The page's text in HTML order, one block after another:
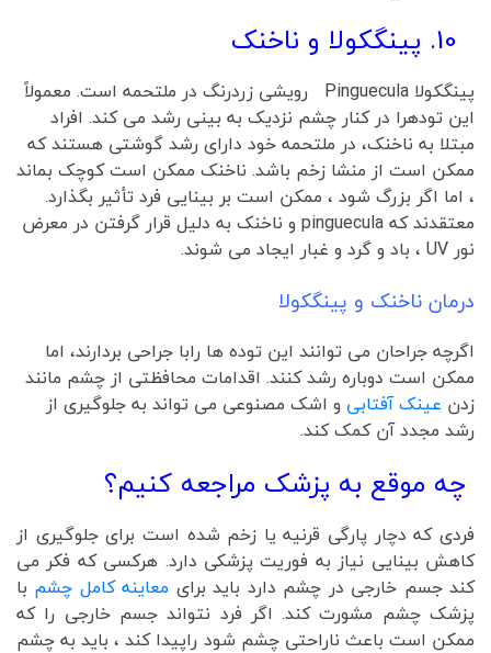
پینگکولا Pinguecula رویشی زردرنگ در ملتحمه است. معمولاً
این تودهرا در کنار چشم نزدیک به بینی رشد می کند. افراد
مبتلا به ناخنک، در ملتحمه خود دارای رشد گوشتی هستند که
ممکن است از منشا زخم باشد. ناخنک ممکن است کوچک بماند
، اما اگر بزرگ شود ، ممکن است بر بینایی فرد تأثیر بگذارد.
معتقدند که pinguecula و ناخنک به دلیل قرار گرفتن در معرض
نور UV ، باد و گرد و غبار ایجاد می شوند.
درمان ناخنک و پینگکولا
اگرچه جراحان می توانند این توده ها رابا جراحی بردارند، اما
ممکن است دوباره رشد کنند. اقدامات محافظتی از چشم مانند
زدن عینک آفتابی و اشک مصنوعی می تواند به جلوگیری از
رشد مجدد آن کمک کند.
چه موقع به پزشک مراجعه کنیم؟
فردی که دچار پارگی قرنیه یا زخم شده است برای جلوگیری از
کاهش بینایی نیاز به فوریت پزشکی دارد. هرکسی که فکر می
کند جسم خارجی در چشم دارد باید برای معاینه کامل چشم با
پزشک چشم مشورت کند. اگر فرد نتواند جسم خارجی را که
ممکن است باعث ناراحتی چشم شود راپیدا کند ، باید به چشم